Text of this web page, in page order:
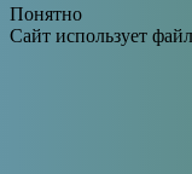
Понятно
Сайт использует